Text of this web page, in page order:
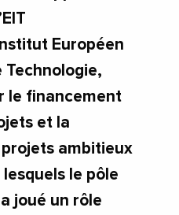
Européen
Technologie,
le financement
et la
ambitieux
le pôle
joué un rôle